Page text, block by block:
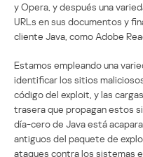
y Opera, y después una
URLs en sus documentos y
cliente Java, como Adobe
Estamos empleando una
identificar los sitios
código del exploit, y las
trasera que propagan estos
día-cero de Java está
antiguos del paquete de
ataques contra los sistemas